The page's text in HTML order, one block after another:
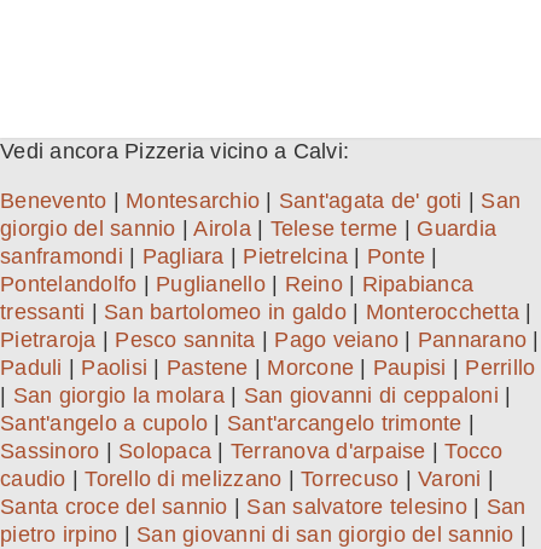
Vedi ancora Pizzeria vicino a Calvi:
Benevento Montesarchio Sant'agata de' goti
San
giorgio del sannio |Airola| Telese terme
Guardia
sanframondi
Pagliara Pietrelcina Ponte
Pontelandolfo
Puglianello| Reino| Ripabianca
tressanti
San bartolomeo in galdo| Monterocchetta
Pietraroja
Pesco sannita Pago veiano Pannarano
Paduli
Paolisi Pastene Morcone Paupisi
Perrillo
San giorgio la molara| San giovanni di ceppaloni
Sant'angelo a cupolo
Sant'arcangelo trimonte
Sassinoro
Solopaca Terranova d'arpaise |Tocco
caudio |Torello di melizzano Torrecuso Varoni
Santa croce del sannio
San salvatore telesino| San
pietro irpino
San giovanni di san giorgio del sannio